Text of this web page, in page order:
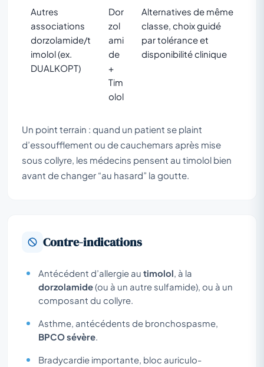
Autres
associations
dorzolamide/t
imolol (ex.
DUALKOPT)
Dor
zol
ami
de
+
Tim
olol
Alternatives de même
classe, choix guidé
par tolérance et
disponibilité clinique
Un point terrain : quand un patient se plaint
d’essoufflement ou de cauchemars après mise
sous collyre, les médecins pensent au timolol bien
avant de changer “au hasard” la goutte.
Contre-indications
Antécédent d’allergie au timolol , à la
dorzolamide(ou à un autre sulfamide), ou à un
composant du collyre.
Asthme, antécédents de bronchospasme,
BPCO sévère
Bradycardie importante, bloc auriculo-